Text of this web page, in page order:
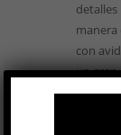
manera
con
un gran